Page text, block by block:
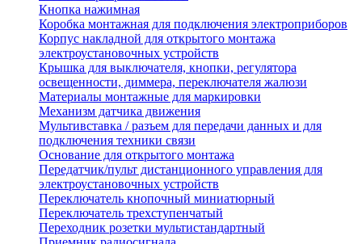
Кнопка нажимная
Коробка монтажная для подключения электроприборов
Корпус накладной для открытого монтажа
электроустановочных устройств
Крышка для выключателя, кнопки, регулятора
освещенности, диммера, переключателя жалюзи
Материалы монтажные для маркировки
Механизм датчика движения
Мультивставка / разъем для передачи данных и для
подключения техники связи
Основание для открытого монтажа
Передатчик/пульт дистанционного управления для
электроустановочных устройств
Переключатель кнопочный миниатюрный
Переключатель трехступенчатый
Переходник розетки мультистандартный